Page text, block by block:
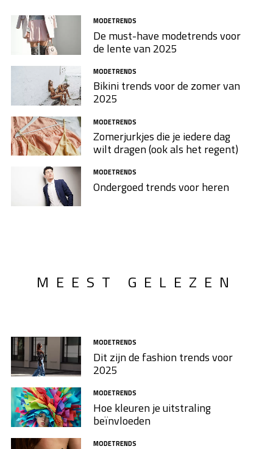
MODETRENDS
De must-have modetrends voor
de lente van 2025
MODETRENDS
Bikini trends voor de zomer van
2025
MODETRENDS
Zomerjurkjes die je iedere dag
wilt dragen (ook als het regent)
MODETRENDS
Ondergoed trends voor heren
MEEST GELEZEN
MODETRENDS
Dit zijn de fashion trends voor
2025
MODETRENDS
Hoe kleuren je uitstraling
beïnvloeden
MODETRENDS